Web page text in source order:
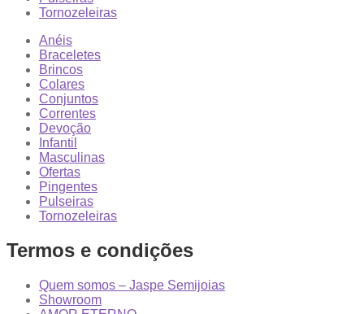
Tornozeleiras
Anéis
Braceletes
Brincos
Colares
Conjuntos
Correntes
Devoção
Infantil
Masculinas
Ofertas
Pingentes
Pulseiras
Tornozeleiras
Termos e condições
Quem somos – Jaspe Semijoias
Showroom